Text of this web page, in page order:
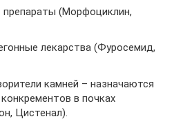
препараты (Морфоциклин,
лекарства (Фуросемид,
камней – назначаются
в почках
Цистенал).